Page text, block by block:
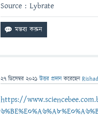
Source : Lybrate
27 ডিসেম্বর 2021 উত্তর প্রদান করেছেন
https://